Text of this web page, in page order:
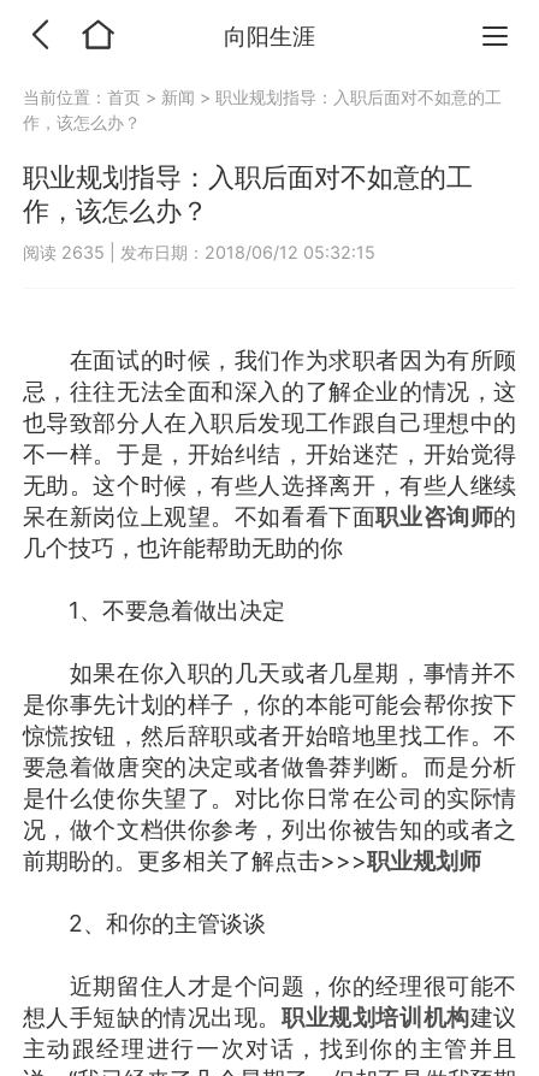
向阳生涯
当前位置：首页 > 新闻 >职业规划指导：入职后面对不如意的工
作，该怎么办？
职业规划指导：入职后面对不如意的工
作，该怎么办？
阅读 2635 发布日期：2018/06/12 05:32:15
在面试的时候，我们作为求职者因为有所顾
忌，往往无法全面和深入的了解企业的情况，这
也导致部分人在入职后发现工作跟自己理想中的
不一样。于是，开始纠结，开始迷茫，开始觉得
无助。这个时候，有些人选择离开，有些人继续
呆在新岗位上观望。不如看看下面职业咨询师的
几个技巧，也许能帮助无助的你
1、不要急着做出决定
如果在你入职的几天或者几星期，事情并不
是你事先计划的样子，你的本能可能会帮你按下
惊慌按钮，然后辞职或者开始暗地里找工作。不
要急着做唐突的决定或者做鲁莽判断。而是分析
是什么使你失望了。对比你日常在公司的实际情
况，做个文档供你参考，列出你被告知的或者之
前期盼的。更多相关了解点击>>>职业规划师
2、和你的主管谈谈
近期留住人才是个问题，你的经理很可能不
想人手短缺的情况出现。职业规划培训机构建议
主动跟经理进行一次对话，找到你的主管并且